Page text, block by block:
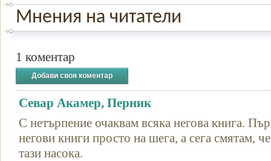
Мнения на читатели
1 коментар
Добави своя коментар
Севар Акамер, Перник
С нетърпение очаквам всяка негова книга.
негови книги просто на шега, а сега смятам,
тази насока.